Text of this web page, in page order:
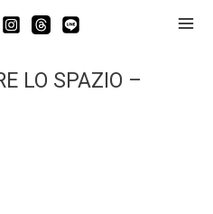
LO SPAZIO –